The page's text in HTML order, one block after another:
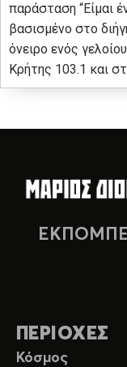
παράσταση “Είμαι
βασισμένο στο
όνειρο ενός
Κρήτης 103.1 και
ΠΕΡΙΟΧΕΣ
Κόσμος